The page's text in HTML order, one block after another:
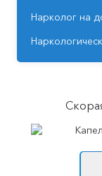
Нарколог на